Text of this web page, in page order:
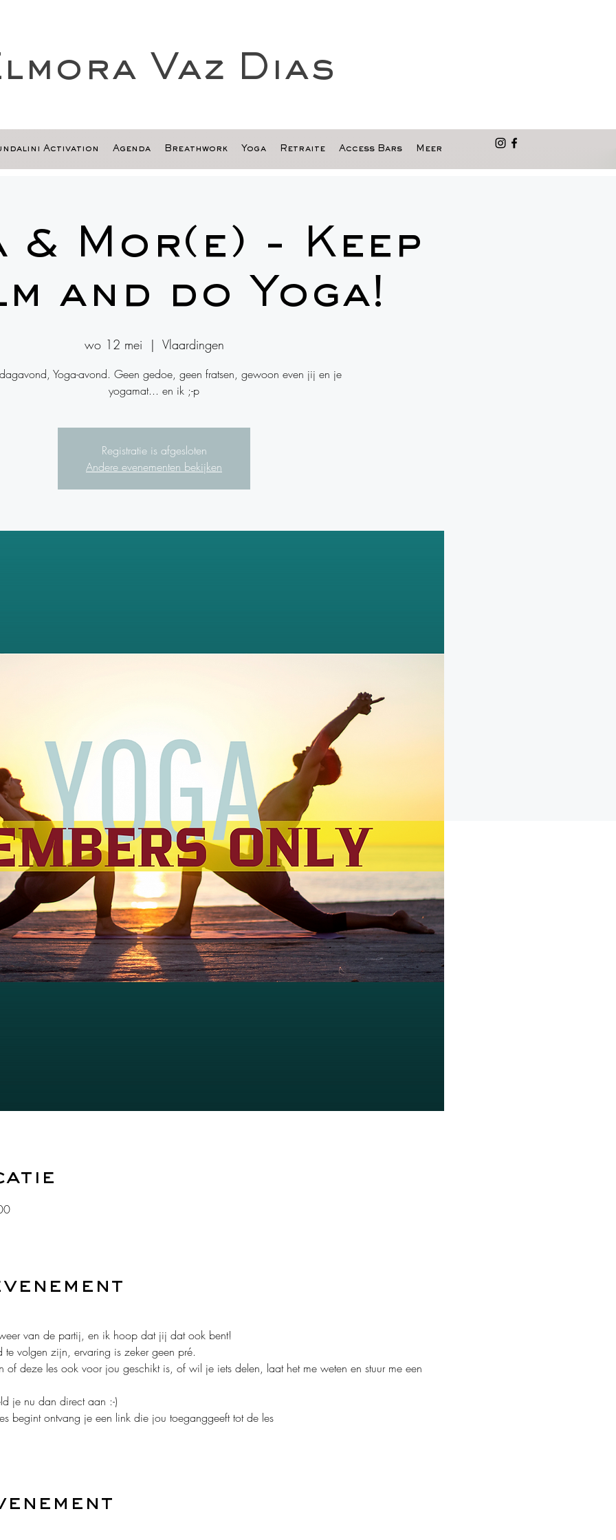
Vaz Dias
Activation Agenda Breathwork Yoga Retraite Access Bars Meer
& Mor(e) - Keep
and do Yoga!
wo 12 mei
  |
Vlaardingen
Yoga-avond. Geen gedoe, geen fratsen, gewoon even jij en je
yogamat... en ik ;-p
Registratie is afgesloten
Andere evenementen bekijken
van de partij, en ik hoop dat jij dat ook bent!
volgen zijn, ervaring is zeker geen pré.
deze les ook voor jou geschikt is, of wil je iets delen, laat het me weten en stuur me een
je nu dan direct aan :-)
begint ontvang je een link die jou toeganggeeft tot de les